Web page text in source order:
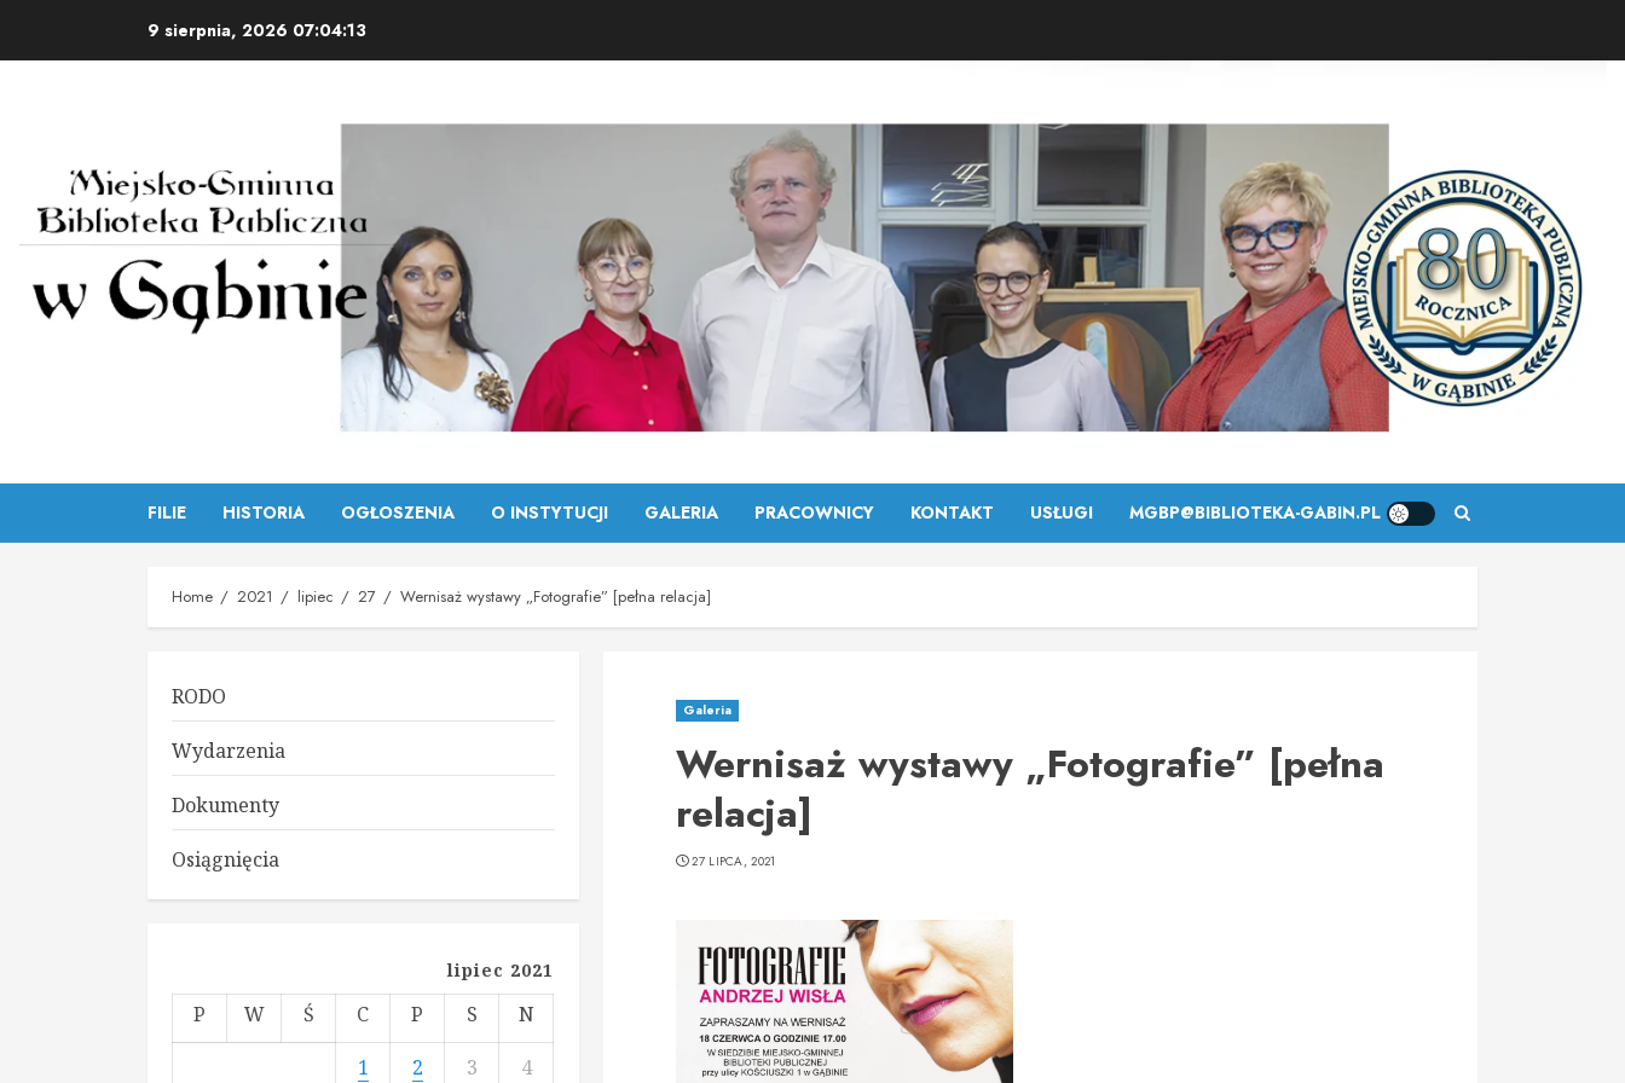
9 sierpnia, 2026 07:04:14
FILIE HISTORIA OGŁOSZENIA O INSTYTUCJI GALERIA PRACOWNICY KONTAKT USŁUGI MGBP@BIBLIOTEKA-GABIN.PL
Home 2021 lipiec 27 Wernisaż wystawy „Fotografie” [pełna relacja]
Galeria
Wernisaż wystawy „Fotografie” [pełna
relacja]
27 LIPCA, 2021
RODO
Wydarzenia
Dokumenty
Osiągnięcia
lipiec 2021
P W Ś C P S
N
1
2 3 4